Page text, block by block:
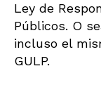
Ley de
Públicos. O
incluso el
GULP.